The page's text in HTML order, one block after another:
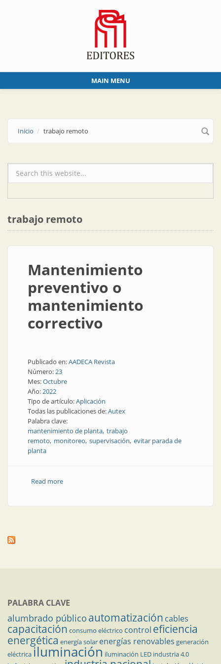
MAIN MENU
Inicio trabajo remoto
Formulario de búsqueda
trabajo remoto
Mantenimiento
preventivo o
mantenimiento
correctivo
Publicado en:AADECA Revista
Número:23
Mes:Octubre
Año:2022
Tipo de artículo:Aplicación
Todas las publicaciones de:Autex
Palabra clave:
mantenimiento de planta trabajo
remoto monitoreo supervisación evitar parada de
planta
Read moreabout Mantenimiento preventivo o mantenimiento
PALABRA CLAVE
alumbrado público automatización cables
capacitación consumo eléctrico control eficiencia
energética energía solar energías renovables generación
eléctricailuminación iluminación LED industria 4.0